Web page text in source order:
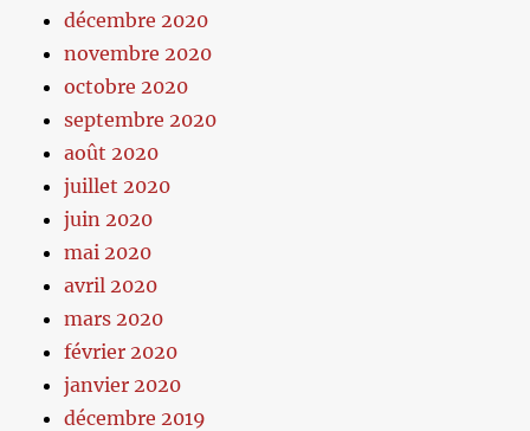
décembre 2020
novembre 2020
octobre 2020
septembre 2020
août 2020
juillet 2020
juin 2020
mai 2020
avril 2020
mars 2020
février 2020
janvier 2020
décembre 2019